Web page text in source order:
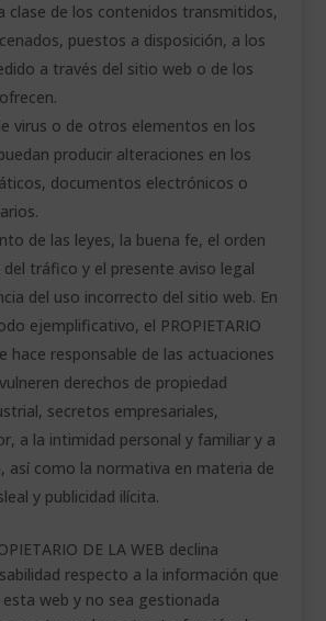
clase de los contenidos transmitidos,
puestos a disposición, a los
a través del sitio web o de los
virus o de otros elementos en los
producir alteraciones en los
documentos electrónicos o
de las leyes, la buena fe, el orden
del tráfico y el presente aviso legal
del uso incorrecto del sitio web. En
ejemplificativo, el PROPIETARIO
hace responsable de las actuaciones
derechos de propiedad
secretos empresariales,
a la intimidad personal y familiar y a
así como la normativa en materia de
y publicidad ilícita.
DE LA WEB declina
respecto a la información que
web y no sea gestionada